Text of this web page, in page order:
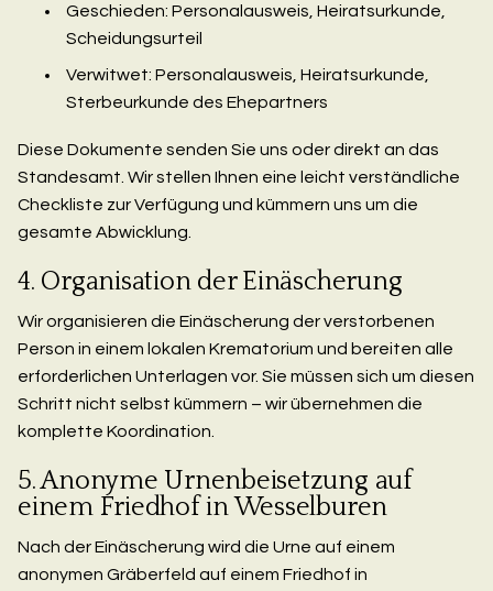
Geschieden: Personalausweis, Heiratsurkunde,
Scheidungsurteil
Verwitwet: Personalausweis, Heiratsurkunde,
Sterbeurkunde des Ehepartners
Diese Dokumente senden Sie uns oder direkt an das
Standesamt. Wir stellen Ihnen eine leicht verständliche
Checkliste zur Verfügung und kümmern uns um die
gesamte Abwicklung.
4. Organisation der Einäscherung
Wir organisieren die Einäscherung der verstorbenen
Person in einem lokalen Krematorium und bereiten alle
erforderlichen Unterlagen vor. Sie müssen sich um diesen
Schritt nicht selbst kümmern – wir übernehmen die
komplette Koordination.
5. Anonyme Urnenbeisetzung auf
einem Friedhof in Wesselburen
Nach der Einäscherung wird die Urne auf einem
anonymen Gräberfeld auf einem Friedhof in